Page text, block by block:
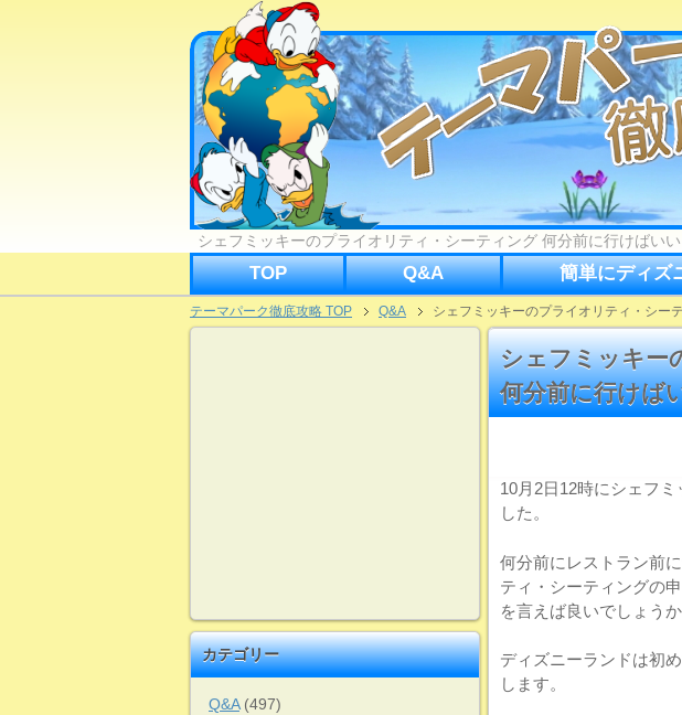
シェフミッキーのプライオリティ・シーティング 何分前に行けばいい
TOP Q&A 簡単にディズ
テーマパーク徹底攻略 TOP Q&A シェフミッキーのプライオリティ・シー
シェフミッキー
何分前に行けば
10月2日12時にシェフ
した。
何分前にレストラン前
ティ・シーティングの
を言えば良いでしょうか
ディズニーランドは初
します。
カテゴリー
Q&A(497)